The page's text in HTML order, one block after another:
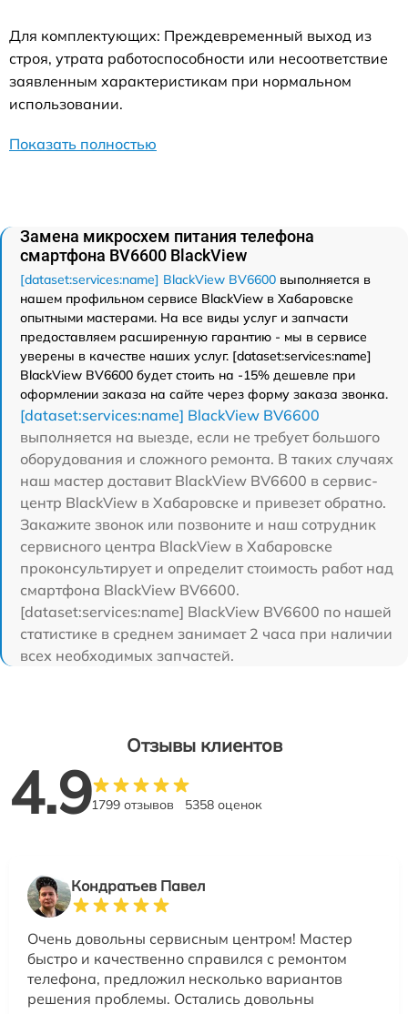
Для комплектующих: Преждевременный выход из
строя, утрата работоспособности или несоответствие
заявленным характеристикам при нормальном
использовании.
Показать полностью
Замена микросхем питания телефона
смартфона BV6600 BlackView
[dataset:services:name] BlackView BV6600 выполняется в
нашем профильном сервисе BlackView в Хабаровске
опытными мастерами. На все виды услуг и запчасти
предоставляем расширенную гарантию - мы в сервисе
уверены в качестве наших услуг. [dataset:services:name]
BlackView BV6600 будет стоить на -15% дешевле при
оформлении заказа на сайте через форму заказа звонка.
[dataset:services:name] BlackView BV6600
выполняется на выезде, если не требует большого
оборудования и сложного ремонта. В таких случаях
наш мастер доставит BlackView BV6600 в сервис-
центр BlackView в Хабаровске и привезет обратно.
Закажите звонок или позвоните и наш сотрудник
сервисного центра BlackView в Хабаровске
проконсультирует и определит стоимость работ над
смартфона BlackView BV6600.
[dataset:services:name] BlackView BV6600 по нашей
статистике в среднем занимает 2 часа при наличии
всех необходимых запчастей.
Отзывы клиентов
4.91799 отзывов 5358 оценок
Кондратьев Павел
Очень довольны сервисным центром! Мастер
быстро и качественно справился с ремонтом
телефона, предложил несколько вариантов
решения проблемы. Остались довольны